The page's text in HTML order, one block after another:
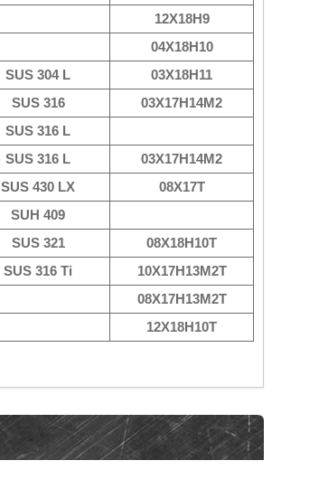
12Х18Н9
04Х18Н10
SUS 304 L
03Х18Н11
SUS 316
03Х17Н14М2
SUS 316 L
SUS 316 L
03Х17Н14М2
SUS 430 LX
08Х17Т
SUH 409
SUS 321
08Х18Н10Т
SUS 316 Ti
10Х17Н13М2Т
08Х17Н13М2Т
12Х18Н10Т